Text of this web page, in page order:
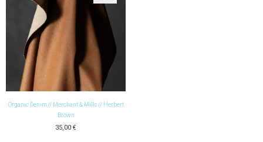
Organic Denim // Merchant & Mills // Herbert
Brown
35,00 €